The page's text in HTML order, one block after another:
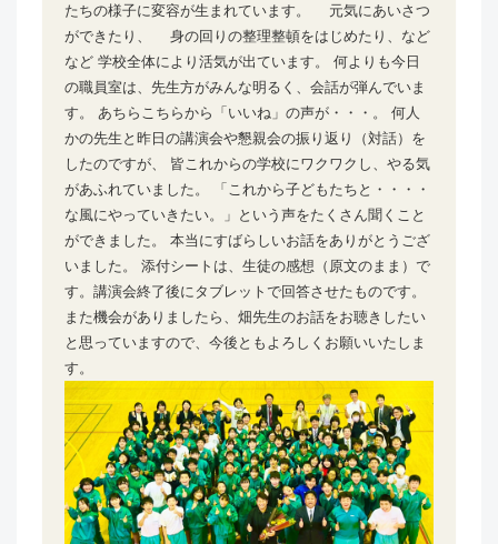
たちの様子に変容が生まれています。 元気にあいさつ
ができたり、 身の回りの整理整頓をはじめたり、など
など 学校全体により活気が出ています。 何よりも今日
の職員室は、先生方がみんな明るく、会話が弾んでいま
す。 あちらこちらから「いいね」の声が・・・。 何人
かの先生と昨日の講演会や懇親会の振り返り（対話）を
したのですが、 皆これからの学校にワクワクし、やる気
があふれていました。 「これから子どもたちと・・・・
な風にやっていきたい。」という声をたくさん聞くこと
ができました。 本当にすばらしいお話をありがとうござ
いました。 添付シートは、生徒の感想（原文のまま）で
す。講演会終了後にタブレットで回答させたものです。
また機会がありましたら、畑先生のお話をお聴きしたい
と思っていますので、今後ともよろしくお願いいたしま
す。